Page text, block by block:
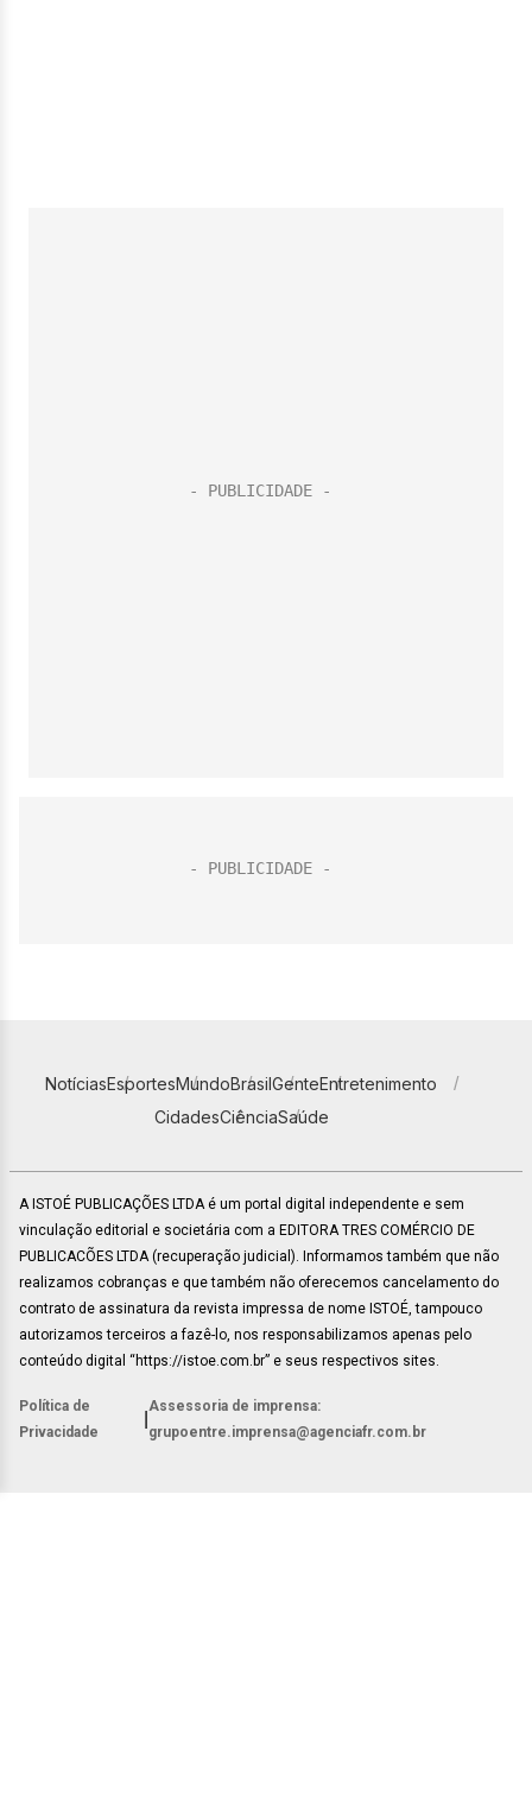
NotíciasEsportesMundoBrasilGenteEntretenimento
CidadesCiênciaSaúde
A ISTOÉ PUBLICAÇÕES LTDA é um portal digital independente e sem
vinculação editorial e societária com a EDITORA TRES COMÉRCIO DE
PUBLICACÕES LTDA (recuperação judicial). Informamos também que não
realizamos cobranças e que também não oferecemos cancelamento do
contrato de assinatura da revista impressa de nome ISTOÉ, tampouco
autorizamos terceiros a fazê-lo, nos responsabilizamos apenas pelo
conteúdo digital “https://istoe.com.br” e seus respectivos sites.
Política de
Privacidade
Assessoria de imprensa:
grupoentre.imprensa@agenciafr.com.br